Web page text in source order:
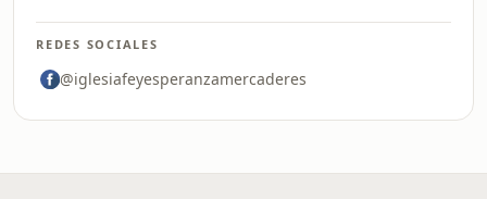
REDES SOCIALES
@iglesiafeyesperanzamercaderes